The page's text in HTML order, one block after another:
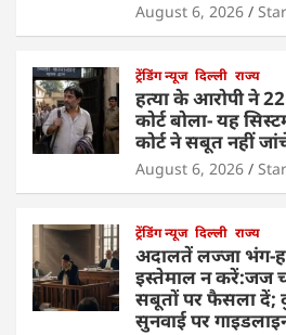
August 6, 2026
ट्रेंडिंग न्यूज दिल्ली राज्य
हत्या के आरोपी ने
कोर्ट बोला- यह
कोर्ट ने सबूत नहीं
August 6, 2026
ट्रेंडिंग न्यूज दिल्ली राज्य
अदालतें लज्जा भंग-
इस्तेमाल न करें:जज
सबूतों पर फैसला दें;
सुनवाई पर